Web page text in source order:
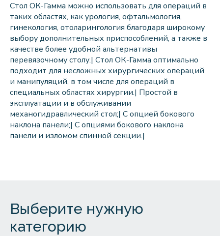
Стол ОК-Гамма можно использовать для операций в
таких областях, как урология, офтальмология,
гинекология, отоларингология благодаря широкому
выбору дополнительных приспособлений, а также в
качестве более удобной альтернативы
перевязочному столу.| Стол ОК-Гамма оптимально
подходит для несложных хирургических операций
и манипуляций, в том числе для операций в
специальных областях хирургии.| Простой в
эксплуатации и в обслуживании
механогидравлический стол;| C опцией бокового
наклона панели;| C опциями бокового наклона
панели и изломом спинной секции.|
Выберите нужную
категорию